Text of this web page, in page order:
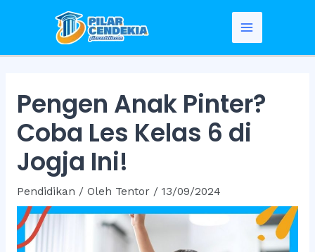
Main
Pengen Anak Pinter?
Coba Les Kelas 6 di
Jogja Ini!
Pendidikan / Oleh Tentor / 13/09/2024